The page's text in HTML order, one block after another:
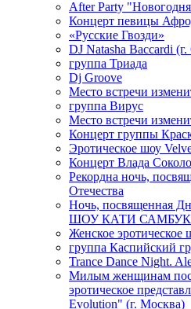
After Party
Концерт певицы
«Русские Гвозди»
DJ Natasha Baccardi
группа Триада
Dj Groove
Место встречи
группа Вирус
Место встречи
Концерт группы
Эротическое шоу
Концерт Влада
Рекордна ночь,
Отечества
Ночь, посвященная
ШОУ КАТИ
Женское эротическое
группа Каспийский
Trance Dance Night.
Милым женщинам
эротическое
Evolution" (г. Москва)